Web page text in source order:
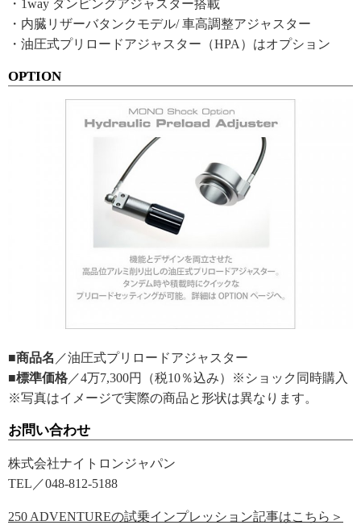
・1way ダンピングアジャスター搭載
・内臓リザーバタンクモデル/ 車高調整アジャスター
・油圧式プリロードアジャスター（HPA）はオプション
OPTION
■商品名 ／油圧式プリロードアジャスター
■標準価格 ／4万7,300円（税10％込み）※ショック同時購入
※写真はイメージで実際の商品と形状は異なります。
お問い合わせ
株式会社ナイトロンジャパン
TEL／048-812-5188
250 ADVENTUREの試乗インプレッション記事はこちら＞